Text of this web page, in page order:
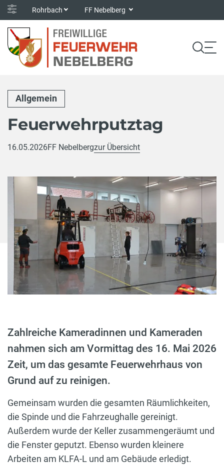
Rohrbach FF Nebelberg
Allgemein
Feuerwehrputztag
16.05.2026FF Nebelbergzur Übersicht
Zahlreiche Kameradinnen und Kameraden
nahmen sich am Vormittag des 16. Mai 2026
Zeit, um das gesamte Feuerwehrhaus von
Grund auf zu reinigen.
Gemeinsam wurden die gesamten Räumlichkeiten,
die Spinde und die Fahrzeughalle gereinigt.
Außerdem wurde der Keller zusammengeräumt und
die Fenster geputzt. Ebenso wurden kleinere
Arbeiten am KLFA-L und am Gebäude erledigt.